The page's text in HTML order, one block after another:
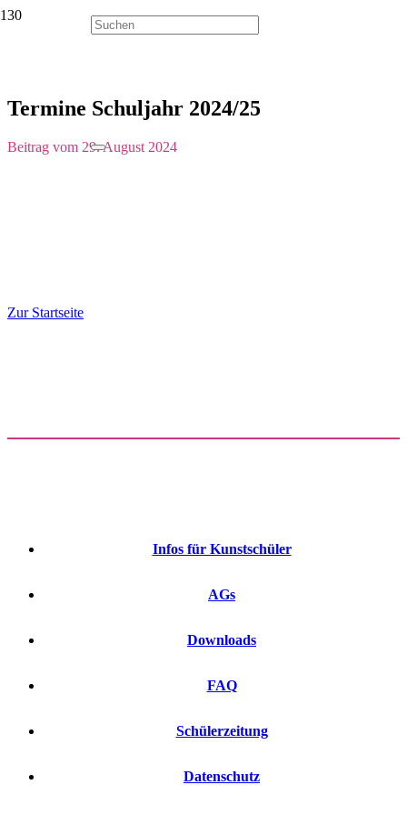
Termine Schuljahr 2024/25
Beitrag vom 29. August 2024
Zur Startseite
Infos für Kunstschüler
AGs
Downloads
FAQ
Schülerzeitung
Datenschutz